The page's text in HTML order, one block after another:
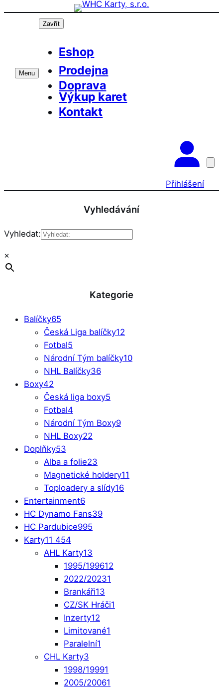
Přeskočit
Menu
Zavřít
Eshop
Prodejna
Doprava
Výkup karet
Kontakt
Přihlášení
Vyhledávání
Vyhledat:
×
Kategorie
Balíčky65
Česká Liga balíčky12
Fotbal5
Národní Tým balíčky10
NHL Balíčky36
Boxy42
Česká liga boxy5
Fotbal4
Národní Tým Boxy9
NHL Boxy22
Doplňky53
Alba a folie23
Magnetické holdery11
Toploadery a slídy16
Entertainment6
HC Dynamo Fans39
HC Pardubice995
Karty11 454
AHL Karty13
1995/199612
2022/20231
Brankáři13
CZ/SK Hráči1
Inzerty12
Limitované1
Paralelní1
CHL Karty3
1998/19991
2005/20061